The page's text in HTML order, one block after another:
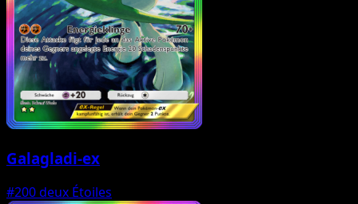
Galagladi-ex
#200deux Étoiles